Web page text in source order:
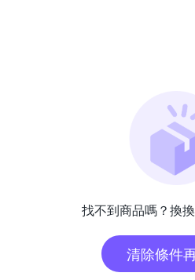
找不到商品嗎？換
清除條件